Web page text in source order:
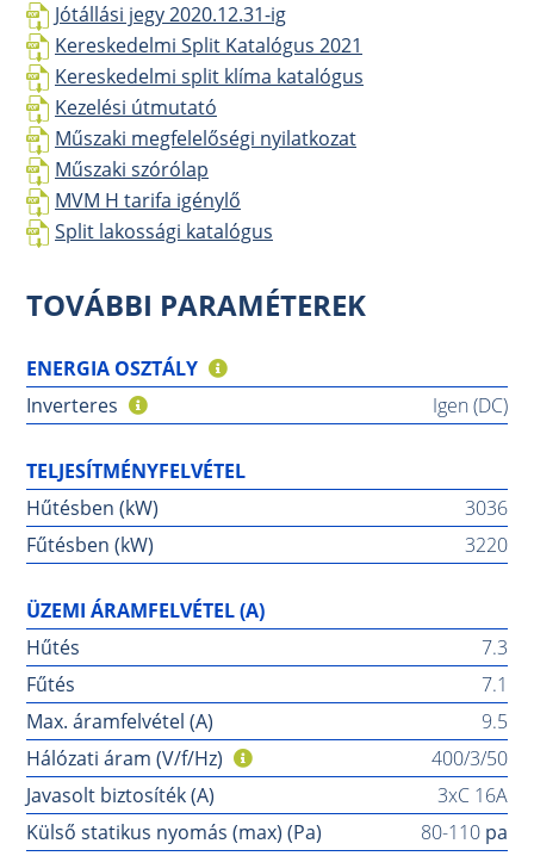
Jótállási jegy 2020.12.31-ig
Kereskedelmi Split Katalógus 2021
Kereskedelmi split klíma katalógus
Kezelési útmutató
Műszaki megfelelőségi nyilatkozat
Műszaki szórólap
MVM H tarifa igénylő
Split lakossági katalógus
TOVÁBBI PARAMÉTEREK
ENERGIA OSZTÁLY
Inverteres
Igen (DC)
TELJESÍTMÉNYFELVÉTEL
Hűtésben (kW)
3036
Fűtésben (kW)
3220
ÜZEMI ÁRAMFELVÉTEL (A)
Hűtés
7.3
Fűtés
7.1
Max. áramfelvétel (A)
9.5
Hálózati áram (V/f/Hz)
400/3/50
Javasolt biztosíték (A)
3xC 16A
Külső statikus nyomás (max) (Pa)
80-110 pa